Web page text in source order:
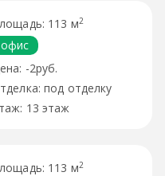
113 м2
офис
-2руб.
под отделку
13 этаж
113 м2